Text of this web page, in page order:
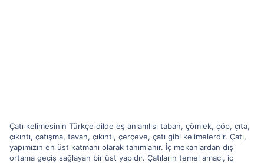
Çatı kelimesinin Türkçe dilde eş anlamlısı taban, çömlek, çöp, çıta,
çıkıntı, çatışma, tavan, çıkıntı, çerçeve, çatı gibi kelimelerdir. Çatı,
yapımızın en üst katmanı olarak tanımlanır. İç mekanlardan dış
ortama geçiş sağlayan bir üst yapıdır. Çatıların temel amacı, iç